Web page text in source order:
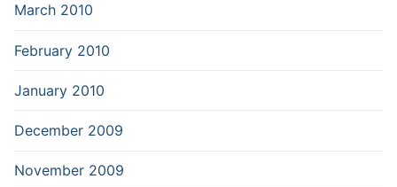
March 2010
February 2010
January 2010
December 2009
November 2009